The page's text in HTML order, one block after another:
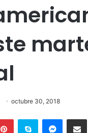
n
octubre 30, 2018